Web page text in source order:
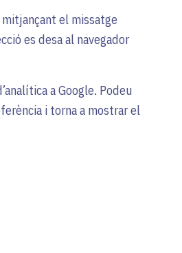
el missatge
es desa al navegador
a Google. Podeu
i torna a mostrar el